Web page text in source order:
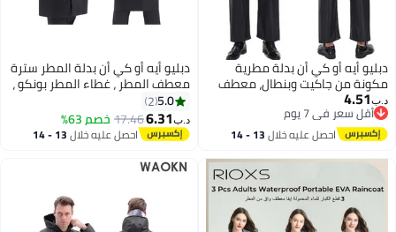
دبليو أيه أو كي أن بدلة مطرية
مكونة من جاكيت وبنطال، معطف
واق من المطر، معطف مطري
خفيف الوزن بغطاء للرأس للرجال
والنساء، مناسب لجميع أنواع
الرياضات الخارجية، مقاوم للماء وجيد
التهوية ومضاد للعواصف، تصميم
عاكس، آمن ومتين، أسود.
د.ب‏4.51
أقل سعر في 7 يوم
أقل سعر في 7 يوماحصل عليه خلال 13 - 14
دبليو أيه أو كي أن بدلة المطر سترة
معطف المطر ، غطاء المطر بونكو ،
سترة الطوارئ خفيفة الوزن ملابس
المطر للرجال والنساء في الهواء
الطلق كل الرياضة مقاومة للماء
التنفس مضادة للعواصف ، وتميز
تصميم شريط عاكس ، معطف مطر
واقي للجسم الكامل ، أسود ، وزن
5.0
2
د.ب‏6.31
17.46خصم 63%
احصل عليه خلال 13 - 14